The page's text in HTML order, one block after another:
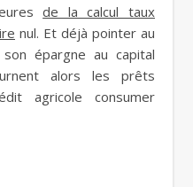
de la calcul taux
nul. Et déjà pointer au
épargne au capital
alors les prêts
agricole consumer